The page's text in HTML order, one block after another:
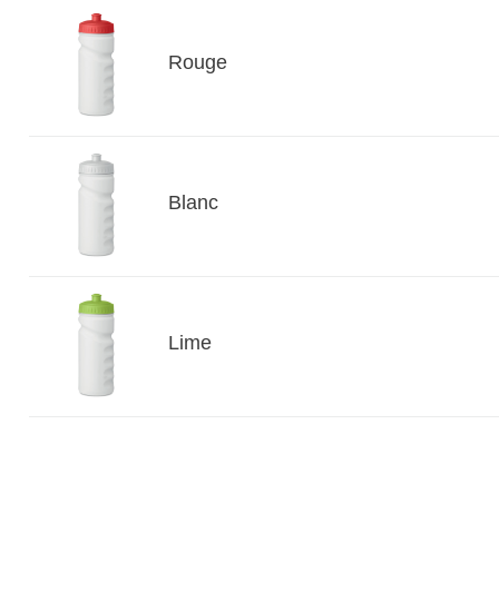
Rouge
Blanc
Lime